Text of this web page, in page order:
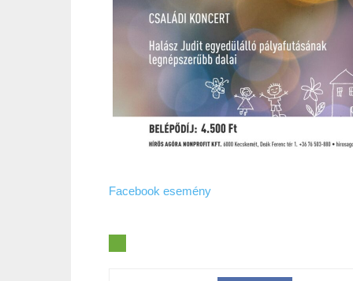
Facebook esemény